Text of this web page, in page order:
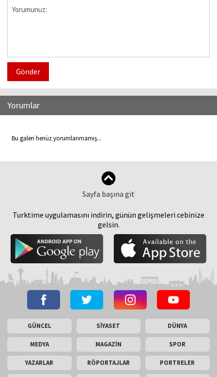
Gönder
Yorumlar
Bu galeri henüz yorumlanmamış...
Sayfa başına git
Turktime uygulamasını indirin, günün gelişmeleri cebinize
gelsin.
GÜNCEL SİYASET DÜNYA
MEDYA MAGAZİN SPOR
YAZARLAR RÖPORTAJLAR PORTRELER